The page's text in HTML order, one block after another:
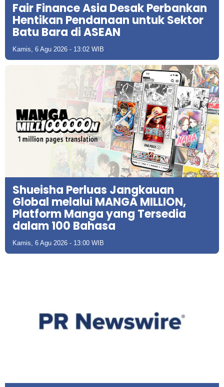
Fair Finance Asia Desak Perbankan
Hentikan Pendanaan untuk Sektor
Batu Bara di ASEAN
Kamis, 6 Agu 2026 - 13:02 WIB
Shueisha Perluas Jangkauan
Global melalui MANGA MILLION,
Platform Manga yang Tersedia
dalam 100 Bahasa
Kamis, 6 Agu 2026 - 13:00 WIB